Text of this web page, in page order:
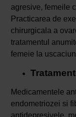
agresive, femeile
Practicarea de
chirurgicala a
tratamentul
femeie la
Medicamentele
endometriozei si
antidepresivele,